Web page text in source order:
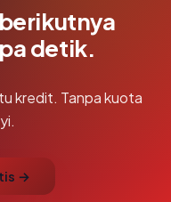
detik.
kredit. Tanpa kuota
→